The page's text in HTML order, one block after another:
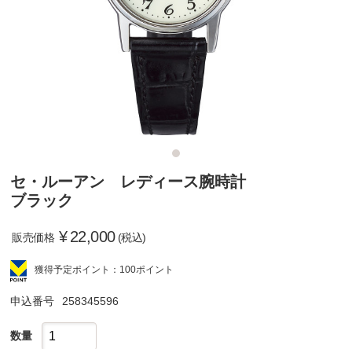
セ・ルーアン レディース腕時計
ブラック
販売価格 ¥22,000 (税込)
獲得予定ポイント：100ポイント
申込番号 258345596
数量